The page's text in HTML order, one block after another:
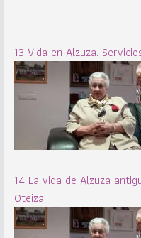
13 Vida en Alzuza.
14 La vida de Alzuza
Oteiza